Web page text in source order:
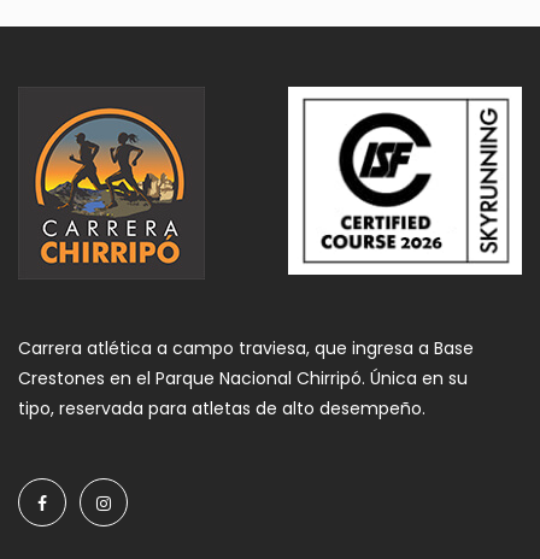
Carrera atlética a campo traviesa, que ingresa a Base
Crestones en el Parque Nacional Chirripó. Única en su
tipo, reservada para atletas de alto desempeño.